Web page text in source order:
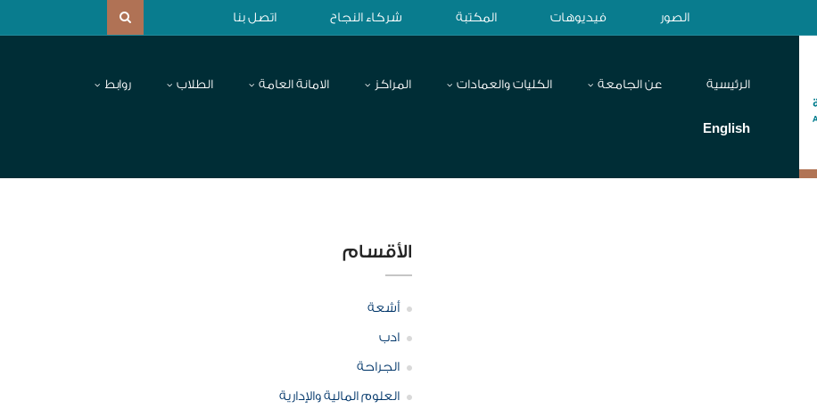
الصور فيديوهات المكتبة شركاء النجاح اتصل بنا
الرئيسية عن الجامعة الكليات والعمادات المراكز الامانة العامة الطلاب روابط
English
الأقسام
أشعة
ادب
الجراحة
العلوم المالية والإدارية